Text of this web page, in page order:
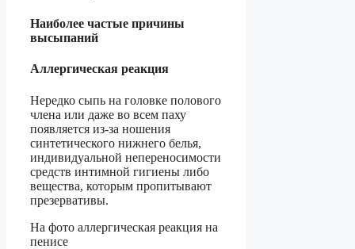
Наиболее частые причины
высыпаний
Аллергическая реакция
Нередко сыпь на головке полового
члена или даже во всем паху
появляется из-за ношения
синтетического нижнего белья,
индивидуальной непереносимости
средств интимной гигиены либо
вещества, которым пропитывают
презервативы.
На фото аллергическая реакция на
пенисе